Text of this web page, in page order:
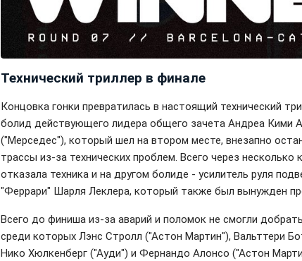
Технический триллер в финале
Концовка гонки превратилась в настоящий технический
болид действующего лидера общего зачета Андреа Кими
("Мерседес"), который шел на втором месте, внезапно
трассы из-за технических проблем. Всего через несколько
отказала техника и на другом болиде - усилитель руля
"Феррари" Шарля Леклера, который также был вынужден
Всего до финиша из-за аварий и поломок не смогли
среди которых Лэнс Стролл ("Астон Мартин"), Вальттери
Нико Хюлкенберг ("Ауди") и Фернандо Алонсо ("Астон